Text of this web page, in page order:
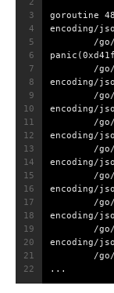
3
4
5
6
7
8
9
10
11
12
13
14
15
16
17
18
19
20
21
22
goroutine
encoding/
/
/
encoding/
/
encoding/
/
encoding/
/
encoding/
/
encoding/
/
encoding/
/
encoding/
/
...